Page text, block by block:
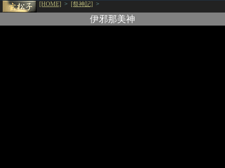
[HOME] > [祭神記] >
伊邪那美神